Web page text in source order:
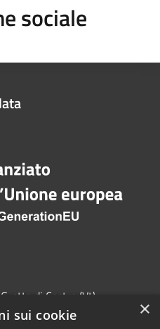
sociale
di Castro (Vt)
×
sui cookie